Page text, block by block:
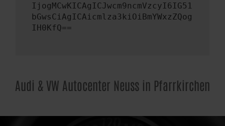
IjogMCwKICAgICJwcm9ncmVzcyI6IG51
bGwsCiAgICAicmlza3kiOiBmYWxzZQog
IH0KfQ==
Audi & VW Autocenter Neuss in Pfarrkirchen